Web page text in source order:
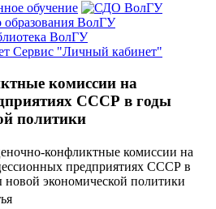
обучение
образования ВолГУ
ВолГУ
Сервис "Личный кабинет"
комиссии на
СССР в годы
политики
конфликтные комиссии на
предприятиях СССР в
новой экономической политики